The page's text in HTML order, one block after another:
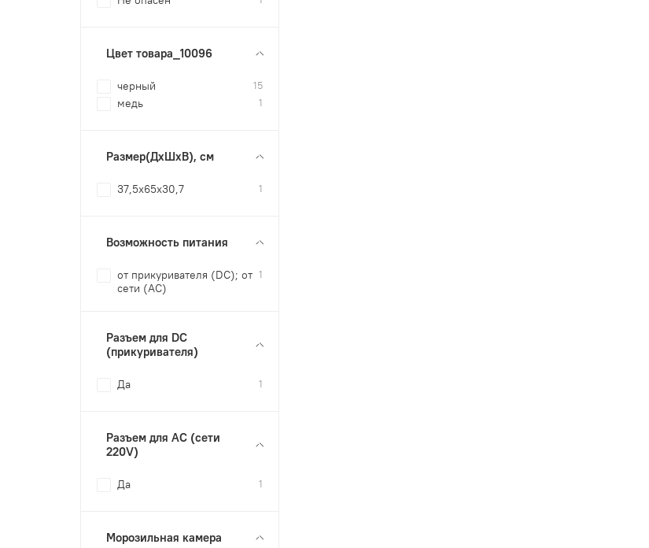
Цвет товара_10096
черный 15
медь 1
Размер(ДxШxВ), см
37,5x65x30,7 1
Возможность питания
от прикуривателя (DC); от
сети (AC)
1
Разъем для DC
(прикуривателя)
Да 1
Разъем для AC (сети
220V)
Да 1
Морозильная камера